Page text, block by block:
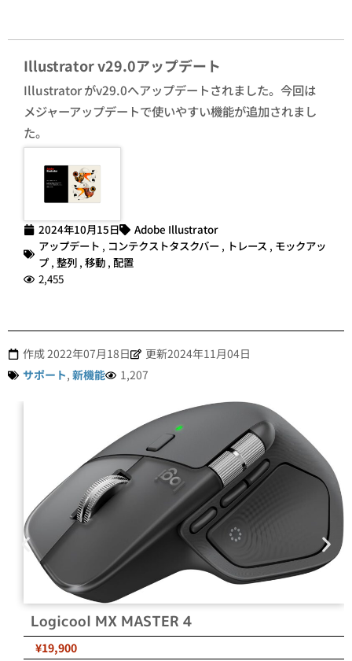
Illustrator v29.0アップデート
Illustrator がv29.0へアップデートされました。今回は
メジャーアップデートで使いやすい機能が追加されまし
た。
2024年10月15日
Adobe Illustrator
アップデート , コンテクストタスクバー , トレース , モックアッ
プ, 整列 , 移動 , 配置
2,455
作成2022年07月18日
更新2024年11月04日
サポート, 新機能 1,207
Logicool MX MASTER 4
¥19,900